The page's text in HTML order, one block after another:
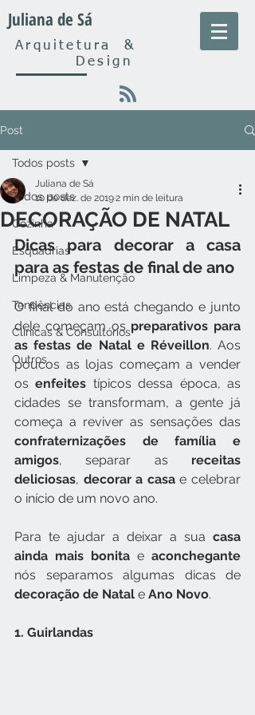
Arquitetura&
Design
Juliana de Sá
Post
Todos posts
Cozinha
Esquadrias
Limpeza & Manutenção
Tendências
Clínicas & Consultórios
Outros
Todos posts
DECORAÇÃO DE NATAL
Juliana de Sá
10 de dez. de 20192 min de leitura
Dicas para decorar a casa
para as festas de final de ano
O final do ano está chegando e junto
dele começam os preparativos para
as festas de Natal e Réveillon. Aos
poucos as lojas começam a vender
os enfeites típicos dessa época, as
cidades se transformam, a gente já
confraternizações de família e
amigos, separar as receitas
deliciosas, decorar a casa e celebrar
o início de um novo ano.
Para te ajudar a deixar a sua casa
ainda mais bonita e aconchegante
nós separamos algumas dicas de
decoração de Natal e Ano Novo.
1. Guirlandas